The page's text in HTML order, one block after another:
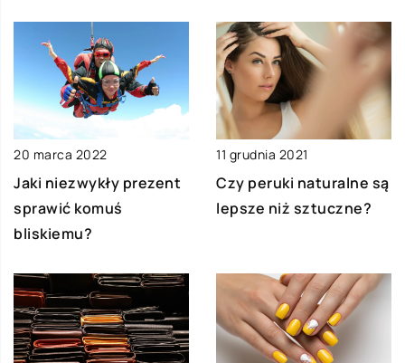
20 marca 2022
Jaki niezwykły prezent
sprawić komuś
bliskiemu?
11 grudnia 2021
Czy peruki naturalne są
lepsze niż sztuczne?